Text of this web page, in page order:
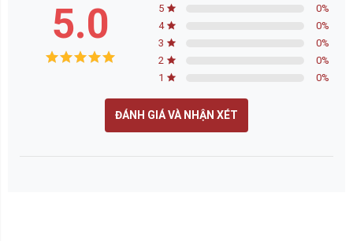
5.0 5 0%
4
0%
3
0%
2
0%
1
0%
ĐÁNH GIÁ VÀ NHẬN XÉT